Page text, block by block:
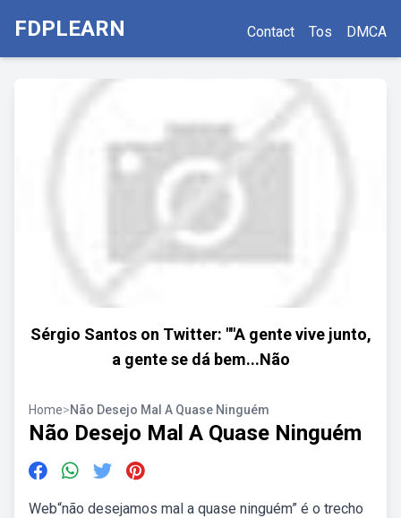
FDPLEARN Contact Tos DMCA
Sérgio Santos on Twitter: ""A gente vive junto,
a gente se dá bem...Não
Home>Não Desejo Mal A Quase Ninguém
Não Desejo Mal A Quase Ninguém
Web“não desejamos mal a quase ninguém” é o trecho